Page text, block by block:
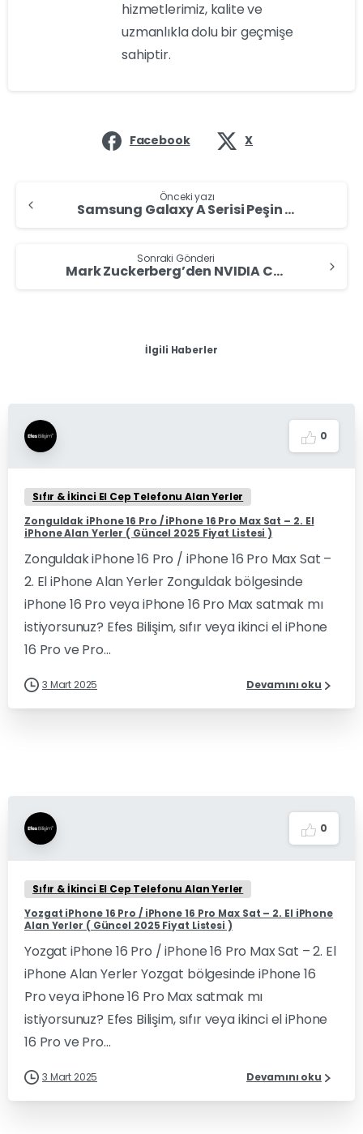
hizmetlerimiz, kalite ve
uzmanlıkla dolu bir geçmişe
sahiptir.
Facebook X
Önceki yazı
Samsung Galaxy A Serisi Peşin Fiyatına 3 Taksit Fırsatıyla Hepsiburada’da
Sonraki Gönderi
Mark Zuckerberg’den NVIDIA CEO’suna İlginç İltifat: “Teknolojinin Taylor Swift’i”
İlgili Haberler
0
Sıfır & İkinci El Cep Telefonu Alan Yerler
Zonguldak iPhone 16 Pro / iPhone 16 Pro Max Sat – 2. El
iPhone Alan Yerler ( Güncel 2025 Fiyat Listesi )
Zonguldak iPhone 16 Pro / iPhone 16 Pro Max Sat –
2. El iPhone Alan Yerler Zonguldak bölgesinde
iPhone 16 Pro veya iPhone 16 Pro Max satmak mı
istiyorsunuz? Efes Bilişim, sıfır veya ikinci el iPhone
16 Pro ve Pro...
3 Mart 2025 Devamını oku
0
Sıfır & İkinci El Cep Telefonu Alan Yerler
Yozgat iPhone 16 Pro / iPhone 16 Pro Max Sat – 2. El iPhone
Alan Yerler ( Güncel 2025 Fiyat Listesi )
Yozgat iPhone 16 Pro / iPhone 16 Pro Max Sat – 2. El
iPhone Alan Yerler Yozgat bölgesinde iPhone 16
Pro veya iPhone 16 Pro Max satmak mı
istiyorsunuz? Efes Bilişim, sıfır veya ikinci el iPhone
16 Pro ve Pro...
3 Mart 2025 Devamını oku